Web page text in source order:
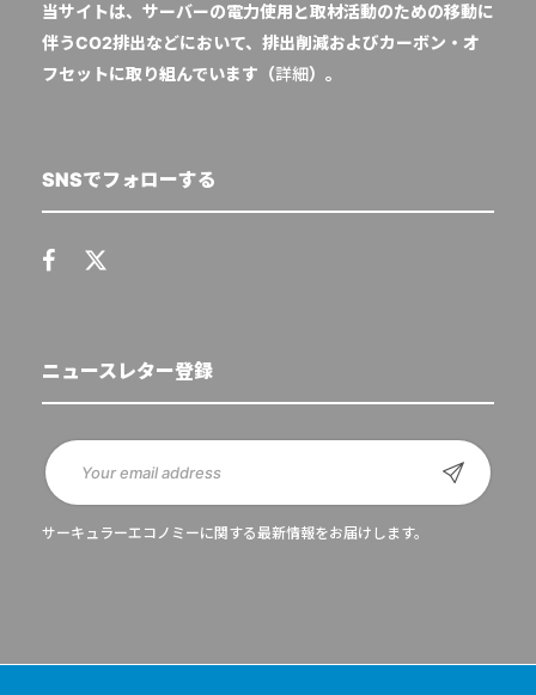
当サイトは、サーバーの電力使用と取材活動のための移動に
伴うCO2排出などにおいて、排出削減およびカーボン・オ
フセットに取り組んでいます（詳細）。
SNSでフォローする
ニュースレター登録
サーキュラーエコノミーに関する最新情報をお届けします。